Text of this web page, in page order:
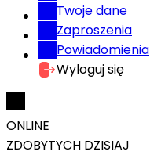
Twoje dane
Zaproszenia
Powiadomienia
Wyloguj się
ONLINE
ZDOBYTYCH DZISIAJ